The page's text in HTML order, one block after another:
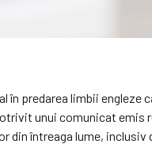
în predarea limbii
unui comunicat emis
din întreaga lume,